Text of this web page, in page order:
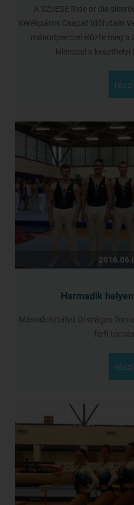
A SZoESE Ride or die
Kerékpáros Csapat Időfutam
másodperccel előzte meg a
kilenccel a keszthelyi
Harmadik
Másodosztályú Országos
férfi